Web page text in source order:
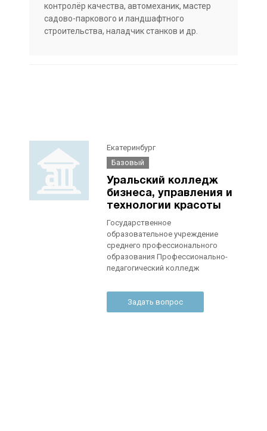
контролёр качества, автомеханик, мастер
садово-паркового и ландшафтного
строительства, наладчик станков и др.
Екатеринбург
Базовый
Уральский колледж
бизнеса, управления и
технологии красоты
Государственное
образовательное учреждение
среднего профессионального
образования Профессионально-
педагогический колледж
Задать вопрос